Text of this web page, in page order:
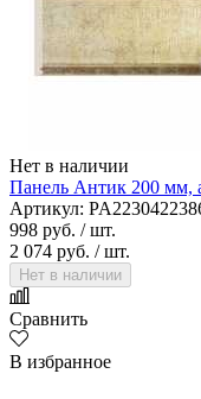
Нет в наличии
Панель Антик 200 мм,
Артикул:
998 руб. / шт.
2 074 руб. / шт.
Нет в наличии
Сравнить
В избранное